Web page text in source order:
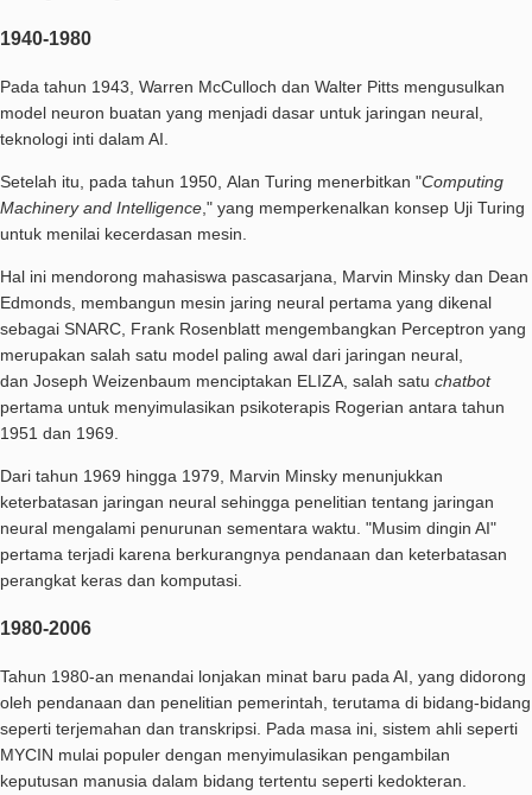
1940-1980
Pada tahun 1943, Warren McCulloch dan Walter Pitts mengusulkan
model neuron buatan yang menjadi dasar untuk jaringan neural,
teknologi inti dalam AI.
Setelah itu, pada tahun 1950, Alan Turing menerbitkan "Computing
Machinery and Intelligence ," yang memperkenalkan konsep Uji Turing
untuk menilai kecerdasan mesin.
Hal ini mendorong mahasiswa pascasarjana, Marvin Minsky dan Dean
Edmonds, membangun mesin jaring neural pertama yang dikenal
sebagai SNARC, Frank Rosenblatt mengembangkan Perceptron yang
merupakan salah satu model paling awal dari jaringan neural,
dan Joseph Weizenbaum menciptakan ELIZA, salah satu chatbot
pertama untuk menyimulasikan psikoterapis Rogerian antara tahun
1951 dan 1969.
Dari tahun 1969 hingga 1979, Marvin Minsky menunjukkan
keterbatasan jaringan neural sehingga penelitian tentang jaringan
neural mengalami penurunan sementara waktu. "Musim dingin AI"
pertama terjadi karena berkurangnya pendanaan dan keterbatasan
perangkat keras dan komputasi.
1980-2006
Tahun 1980-an menandai lonjakan minat baru pada AI, yang didorong
oleh pendanaan dan penelitian pemerintah, terutama di bidang-bidang
seperti terjemahan dan transkripsi. Pada masa ini, sistem ahli seperti
MYCIN mulai populer dengan menyimulasikan pengambilan
keputusan manusia dalam bidang tertentu seperti kedokteran.